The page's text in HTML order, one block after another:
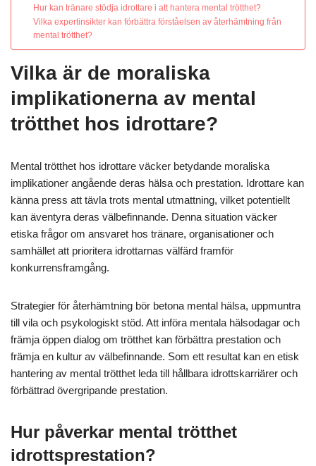
Hur kan tränare stödja idrottare i att hantera mental trötthet?
Vilka expertinsikter kan förbättra förståelsen av återhämtning från
mental trötthet?
Vilka är de moraliska
implikationerna av mental
trötthet hos idrottare?
Mental trötthet hos idrottare väcker betydande moraliska
implikationer angående deras hälsa och prestation. Idrottare kan
känna press att tävla trots mental utmattning, vilket potentiellt
kan äventyra deras välbefinnande. Denna situation väcker
etiska frågor om ansvaret hos tränare, organisationer och
samhället att prioritera idrottarnas välfärd framför
konkurrensframgång.
Strategier för återhämtning bör betona mental hälsa, uppmuntra
till vila och psykologiskt stöd. Att införa mentala hälsodagar och
främja öppen dialog om trötthet kan förbättra prestation och
främja en kultur av välbefinnande. Som ett resultat kan en etisk
hantering av mental trötthet leda till hållbara idrottskarriärer och
förbättrad övergripande prestation.
Hur påverkar mental trötthet
idrottsprestation?